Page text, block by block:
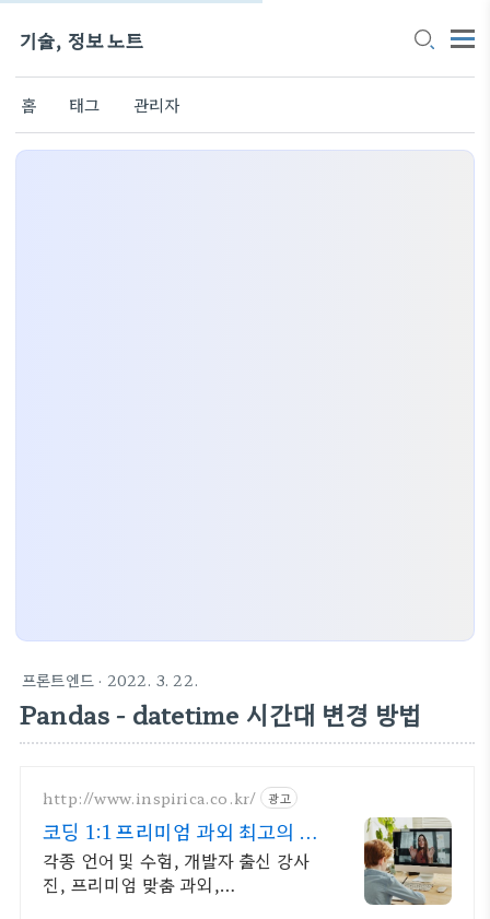
기술, 정보 노트
홈 태그 관리자
프론트엔드 · 2022. 3. 22.
Pandas - datetime 시간대 변경 방법
http://www.inspirica.co.kr/ 광고
코딩 1:1 프리미엄 과외 최고의 선
생님들과 함께
각종 언어 및 수험, 개발자 출신 강사
진, 프리미엄 맞춤 과외,